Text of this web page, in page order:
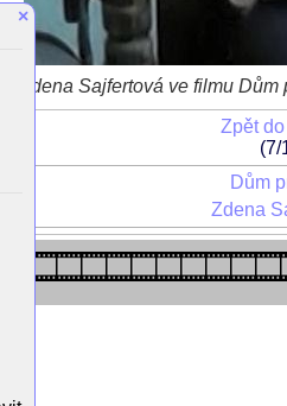
Zdena Sajfertová ve filmu
Zpět
(7/
Dům
Zdena
×